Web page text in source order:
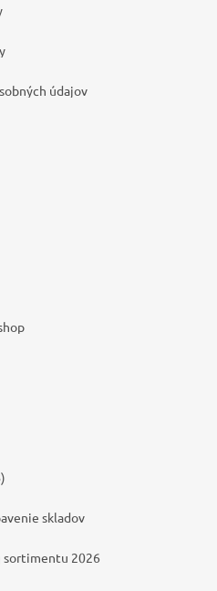
údajov
skladov
sortimentu 2026